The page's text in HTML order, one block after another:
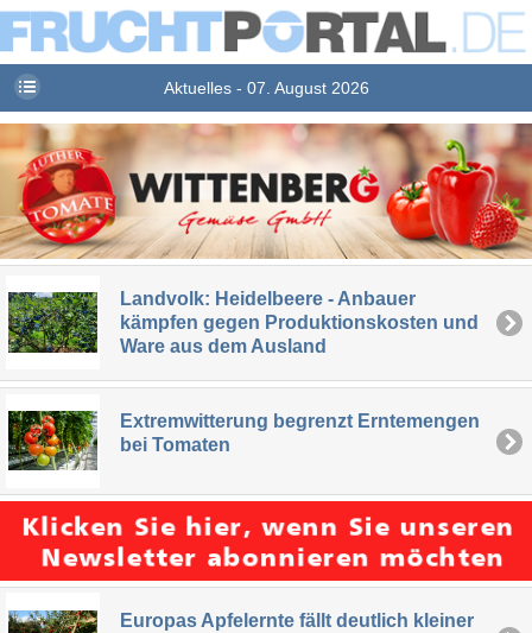
Aktuelles - 07. August 2026
Landvolk: Heidelbeere - Anbauer
kämpfen gegen Produktionskosten und
Ware aus dem Ausland
Extremwitterung begrenzt Erntemengen
bei Tomaten
Europas Apfelernte fällt deutlich kleiner